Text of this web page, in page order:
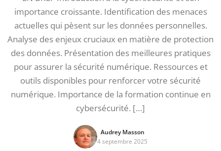
importance croissante. Identification des menaces
actuelles qui pèsent sur les données personnelles.
Analyse des enjeux cruciaux en matière de protection
des données. Présentation des meilleures pratiques
pour assurer la sécurité numérique. Ressources et
outils disponibles pour renforcer votre sécurité
numérique. Importance de la formation continue en
cybersécurité. […]
Audrey Masson
4 septembre 2025